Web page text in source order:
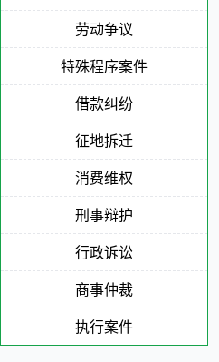
劳动争议
特殊程序案件
借款纠纷
征地拆迁
消费维权
刑事辩护
行政诉讼
商事仲裁
执行案件